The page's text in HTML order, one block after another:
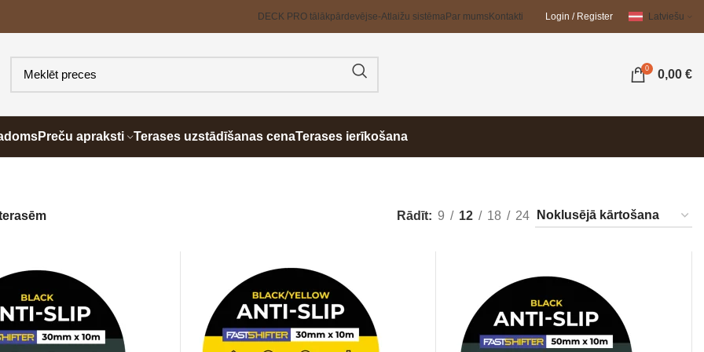
DECK PRO tālākpārdevējse-Atlaižu sistēmaPar mumsKontakti Login / Register Latviešu
0 0,00 €
Preču apraksti Terases uzstādīšanas cenaTerases ierīkošana
Rādīt 9 12 18 24